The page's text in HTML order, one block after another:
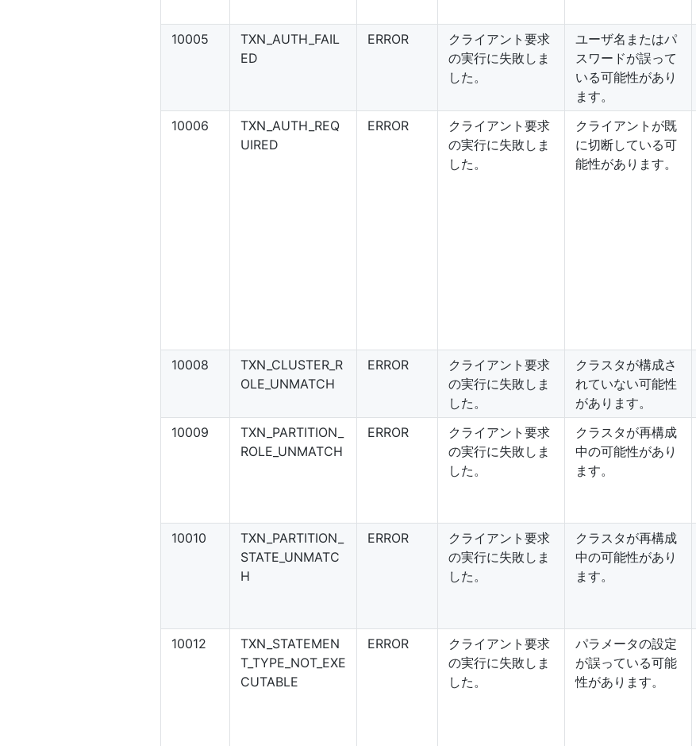
10005
TXN_AUTH_FAIL
ED
ERROR
クライアント要求
の実行に失敗しま
した。
ユーザ名またはパ
スワードが誤って
いる可能性があり
ます。
10006
TXN_AUTH_REQ
UIRED
ERROR
クライアント要求
の実行に失敗しま
した。
クライアントが既
に切断している可
能性があります。
10008
TXN_CLUSTER_R
OLE_UNMATCH
ERROR
クライアント要求
の実行に失敗しま
した。
クラスタが構成さ
れていない可能性
があります。
10009
TXN_PARTITION_
ROLE_UNMATCH
ERROR
クライアント要求
の実行に失敗しま
した。
クラスタが再構成
中の可能性があり
ます。
10010
TXN_PARTITION_
STATE_UNMATC
H
ERROR
クライアント要求
の実行に失敗しま
した。
クラスタが再構成
中の可能性があり
ます。
10012
TXN_STATEMEN
T_TYPE_NOT_EXE
CUTABLE
ERROR
クライアント要求
の実行に失敗しま
した。
パラメータの設定
が誤っている可能
性があります。